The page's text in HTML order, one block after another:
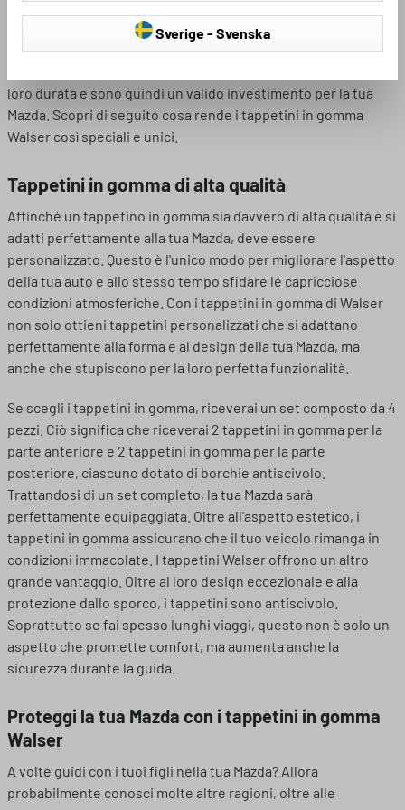
dai modelli standard presenti sul mercato. Offrono un'alta
qualità che non si consuma rapidamente. Con i tappetini in
gomma Walser, i proprietari di auto non devono preoccuparsi
loro durata e sono quindi un valido investimento per la tua
Mazda. Scopri di seguito cosa rende i tappetini in gomma
Walser così speciali e unici.
Tappetini in gomma di alta qualità
Affinché un tappetino in gomma sia davvero di alta qualità e si
adatti perfettamente alla tua Mazda, deve essere
personalizzato. Questo è l'unico modo per migliorare l'aspetto
della tua auto e allo stesso tempo sfidare le capricciose
condizioni atmosferiche. Con i tappetini in gomma di Walser
non solo ottieni tappetini personalizzati che si adattano
perfettamente alla forma e al design della tua Mazda, ma
anche che stupiscono per la loro perfetta funzionalità.
Se scegli i tappetini in gomma, riceverai un set composto da 4
pezzi. Ciò significa che riceverai 2 tappetini in gomma per la
parte anteriore e 2 tappetini in gomma per la parte
posteriore, ciascuno dotato di borchie antiscivolo.
Trattandosi di un set completo, la tua Mazda sarà
perfettamente equipaggiata. Oltre all'aspetto estetico, i
tappetini in gomma assicurano che il tuo veicolo rimanga in
condizioni immacolate. I tappetini Walser offrono un altro
grande vantaggio. Oltre al loro design eccezionale e alla
protezione dallo sporco, i tappetini sono antiscivolo.
Soprattutto se fai spesso lunghi viaggi, questo non è solo un
aspetto che promette comfort, ma aumenta anche la
sicurezza durante la guida.
Proteggi la tua Mazda con i tappetini in gomma
Walser
A volte guidi con i tuoi figli nella tua Mazda? Allora
probabilmente conosci molte altre ragioni, oltre alle
Sverige - Svenska